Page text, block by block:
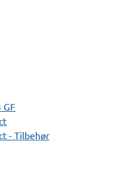
GF
- Tilbehør